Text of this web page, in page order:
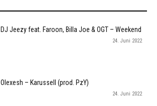
DJ Jeezy feat. Faroon, Billa Joe & OGT – Weekend
24. Juni 2022
Olexesh – Karussell (prod. PzY)
24. Juni 2022